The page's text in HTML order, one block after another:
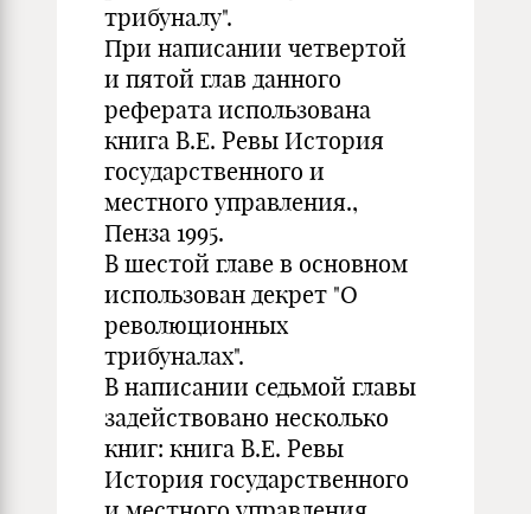
трибуналу".
При написании четвертой
и пятой глав данного
реферата использована
книга В.Е. Ревы История
государственного и
местного управления.,
Пенза 1995.
В шестой главе в основном
использован декрет "О
революционных
трибуналах".
В написании седьмой главы
задействовано несколько
книг: книга В.Е. Ревы
История государственного